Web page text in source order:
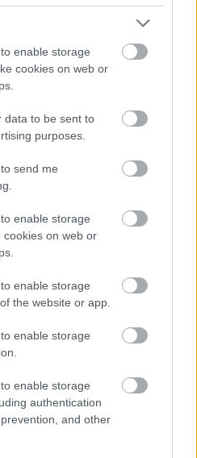
enable storage
cookies on web or
data to be sent to
purposes.
send me
enable storage
cookies on web or
enable storage
the website or app.
enable storage
enable storage
authentication
and other
utcai
a Szép utcai
önkormányzati
loptak szét